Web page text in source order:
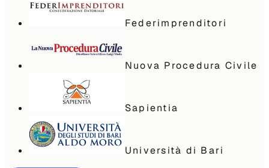
Federimprenditori
Nuova Procedura Civile
Sapientia
Università di Bari